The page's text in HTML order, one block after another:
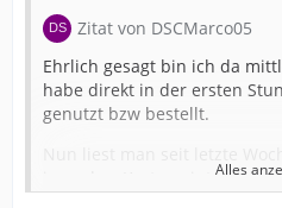
Zitat von DSCMarco05
Ehrlich gesagt bin ich da
habe direkt in der ersten
genutzt bzw bestellt.
irgendwo Karten eintrudeln
Alles